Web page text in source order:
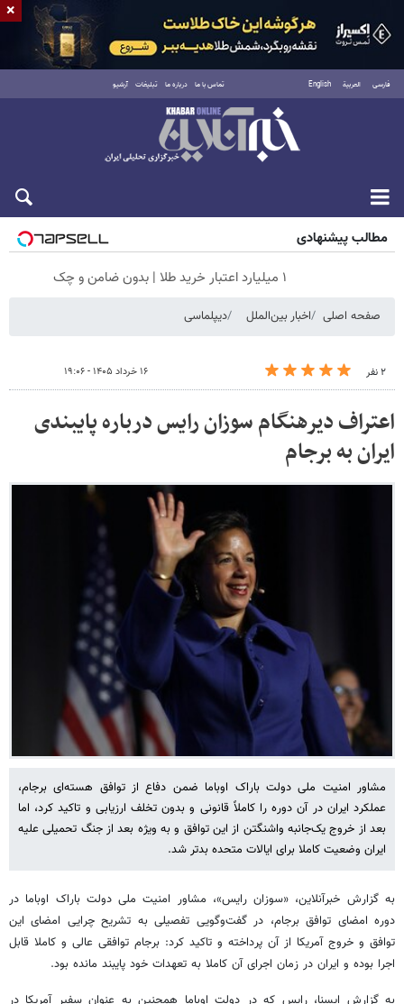
فارسی العربية English تماس با ما درباره ما تبلیغات آرشیو
جمعه ۱۶ مرداد ۱۴۰۵
مطالب پیشنهادی
۱ میلیارد اعتبار خرید طلا | بدون ضامن و چک
صفحه اصلی اخبار بین‌الملل دیپلماسی
۲ نفر ۱۶ خرداد ۱۴۰۵ - ۱۹:۰۶
اعتراف دیرهنگام سوزان رایس درباره پایبندی
ایران به برجام
مشاور امنیت ملی دولت باراک اوباما ضمن دفاع از توافق هسته‌ای برجام،
عملکرد ایران در آن دوره را کاملاً قانونی و بدون تخلف ارزیابی و تاکید کرد، اما
بعد از خروج یک‌جانبه واشنگتن از این توافق و به ویژه بعد از جنگ تحمیلی علیه
ایران وضعیت کاملا برای ایالات متحده بدتر شد.
به گزارش خبرآنلاین، «سوزان رایس»، مشاور امنیت ملی دولت باراک اوباما در
دوره امضای توافق برجام، در گفت‌وگویی تفصیلی به تشریح چرایی امضای این
توافق و خروج آمریکا از آن پرداخته و تاکید کرد: برجام توافقی عالی و کاملا قابل
اجرا بوده و ایران در زمان اجرای آن کاملا به تعهدات خود پایبند مانده بود.
به گزارش ایسنا، رایس که در دولت اوباما همچنین به عنوان سفیر آمریکا در
×